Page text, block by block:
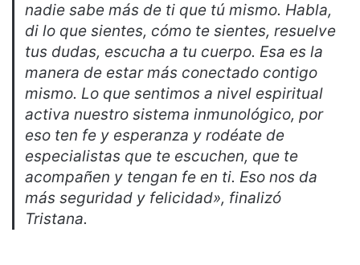
nadie sabe más de ti que tú mismo. Habla,
di lo que sientes, cómo te sientes, resuelve
tus dudas, escucha a tu cuerpo. Esa es la
manera de estar más conectado contigo
mismo. Lo que sentimos a nivel espiritual
activa nuestro sistema inmunológico, por
eso ten fe y esperanza y rodéate de
especialistas que te escuchen, que te
acompañen y tengan fe en ti. Eso nos da
más seguridad y felicidad», finalizó
Tristana.